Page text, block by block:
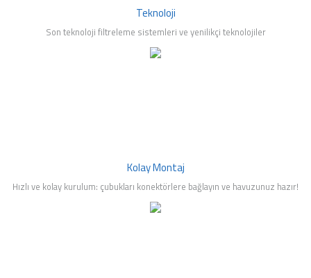
Teknoloji
Son teknoloji filtreleme sistemleri ve yenilikçi teknolojiler
Kolay Montaj
Hızlı ve kolay kurulum: çubukları konektörlere bağlayın ve havuzunuz hazır!